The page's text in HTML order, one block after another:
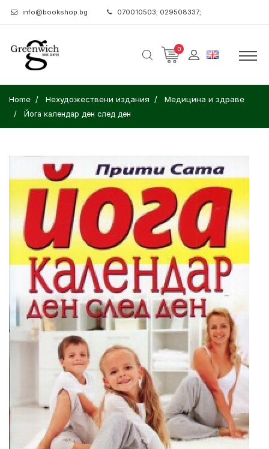
info@bookshop.bg 070010503; 029508337;
0
Home Нехудожествени издания Медицина и здраве
Йога календар ден след ден